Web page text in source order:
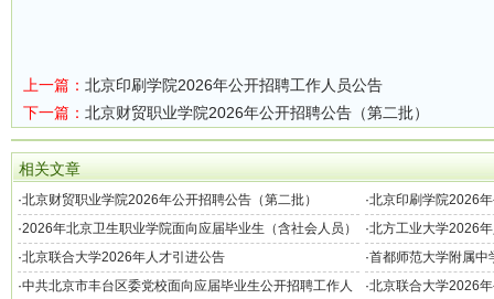
上一篇： 北京印刷学院2026年公开招聘工作人员公告
下一篇： 北京财贸职业学院2026年公开招聘公告（第二批）
相关文章
·北京财贸职业学院2026年公开招聘公告（第二批） ·北京印刷学院2026
·2026年北京卫生职业学院面向应届毕业生（含社会人员）
公开招聘工作人员公告
·北方工业大学2026
·北京联合大学2026年人才引进公告 ·首都师范大学附属
·中共北京市丰台区委党校面向应届毕业生公开招聘工作人
·北京联合大学2026